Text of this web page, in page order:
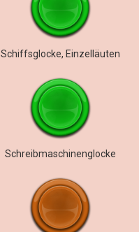
Schiffsglocke, Einzelläuten
Schreibmaschinenglocke